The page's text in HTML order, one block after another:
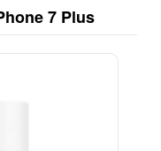
7 Plus